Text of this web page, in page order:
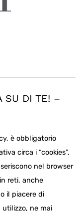
SU DI TE! –
è obbligatorio
circa i “cookies”,
nel browser
reti, anche
il piacere di
ne mai